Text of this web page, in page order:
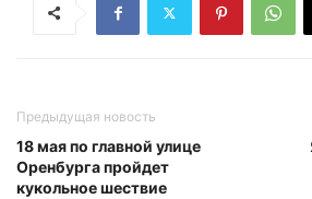
Предыдущая новость
18 мая по главной улице
Оренбурга пройдет
кукольное шествие